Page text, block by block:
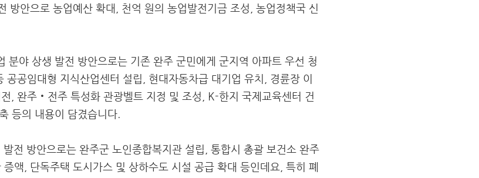
방안으로 농업예산 확대, 천억 원의 농업발전기금 조성, 농업정책국 신
야 상생 발전 방안으로는 기존 완주 군민에게 군지역 아파트 우선 청
공공임대형 지식산업센터 설립, 현대자동차급 대기업 유치, 경륜장 이
, 완주‧전주 특성화 관광벨트 지정 및 조성, K-한지 국제교육센터 건
등의 내용이 담겼습니다.
전 방안으로는 완주군 노인종합복지관 설립, 통합시 총괄 보건소 완주
액, 단독주택 도시가스 및 상하수도 시설 공급 확대 등인데요, 특히 폐